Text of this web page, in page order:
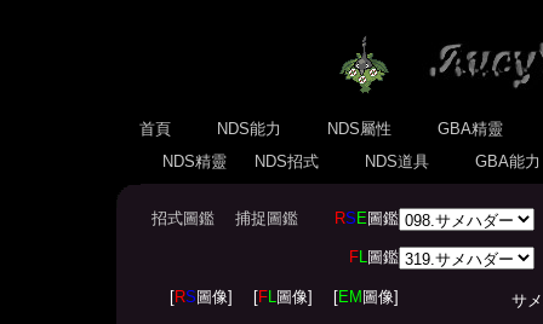
首頁 NDS能力 NDS屬性
GBA精靈
NDS精靈
NDS招式 NDS道具 GBA能
招式圖鑑 捕捉圖鑑 RS E圖鑑
FL圖鑑
[RS 圖像] [FL圖像] [EM 圖像] サメ